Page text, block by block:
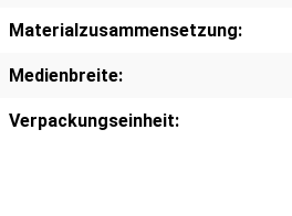
Materialzusammensetzung:
Medienbreite:
Verpackungseinheit: